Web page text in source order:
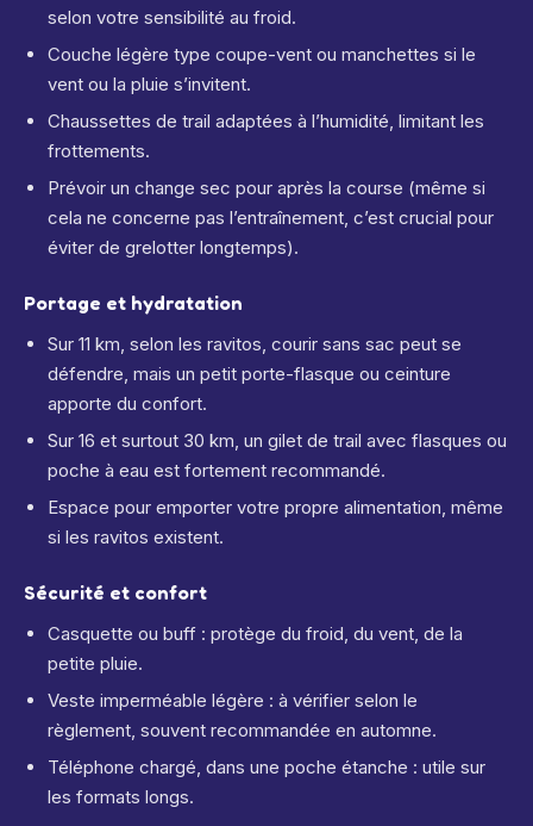
selon votre sensibilité au froid.
Couche légère type coupe-vent ou manchettes si le
vent ou la pluie s’invitent.
Chaussettes de trail adaptées à l’humidité, limitant les
frottements.
Prévoir un change sec pour après la course (même si
cela ne concerne pas l’entraînement, c’est crucial pour
éviter de grelotter longtemps).
Portage et hydratation
Sur 11 km, selon les ravitos, courir sans sac peut se
défendre, mais un petit porte-flasque ou ceinture
apporte du confort.
Sur 16 et surtout 30 km, un gilet de trail avec flasques ou
poche à eau est fortement recommandé.
Espace pour emporter votre propre alimentation, même
si les ravitos existent.
Sécurité et confort
Casquette ou buff : protège du froid, du vent, de la
petite pluie.
Veste imperméable légère : à vérifier selon le
règlement, souvent recommandée en automne.
Téléphone chargé, dans une poche étanche : utile sur
les formats longs.